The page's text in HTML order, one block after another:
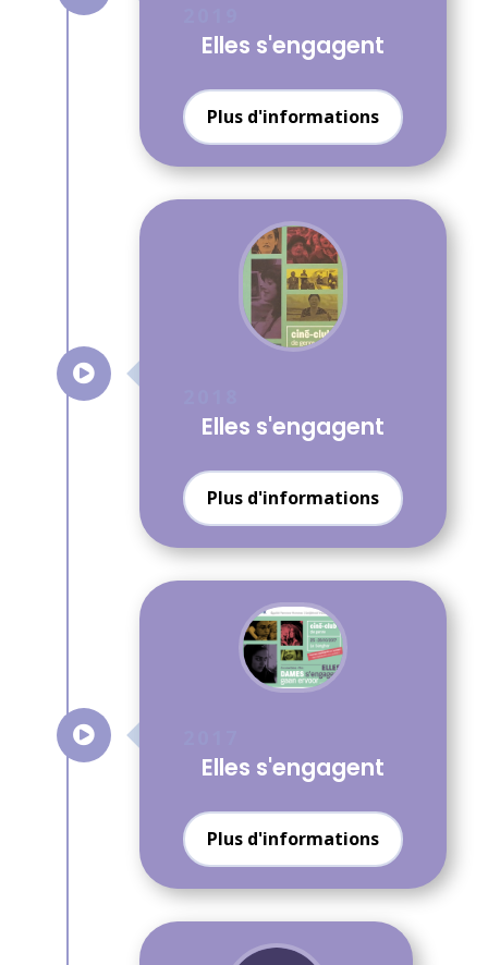
Elles s'engagent
Plus d'informations

Elles s'engagent
Plus d'informations

Elles s'engagent
Plus d'informations